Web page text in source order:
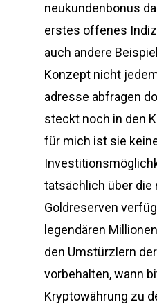
neukundenbonus
erstes offenes
auch andere
Konzept nicht
adresse abfragen
steckt noch in den
für mich ist sie
tatsächlich über die
Goldreserven
legendären
den Umstürzlern
vorbehalten, wann
Kryptowährung zu